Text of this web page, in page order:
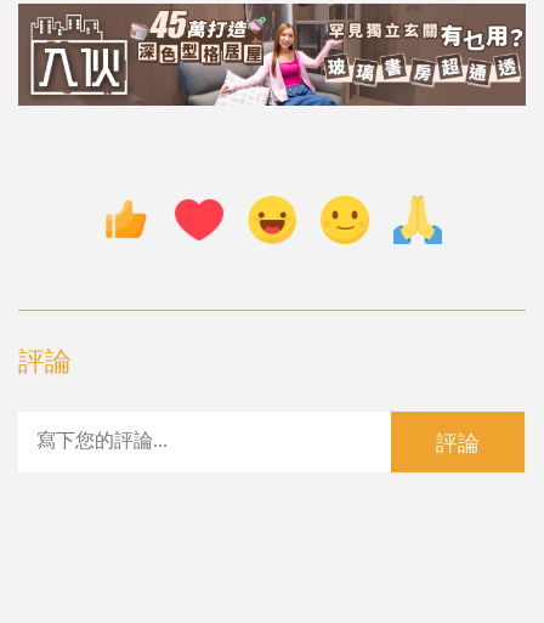
評論
評論